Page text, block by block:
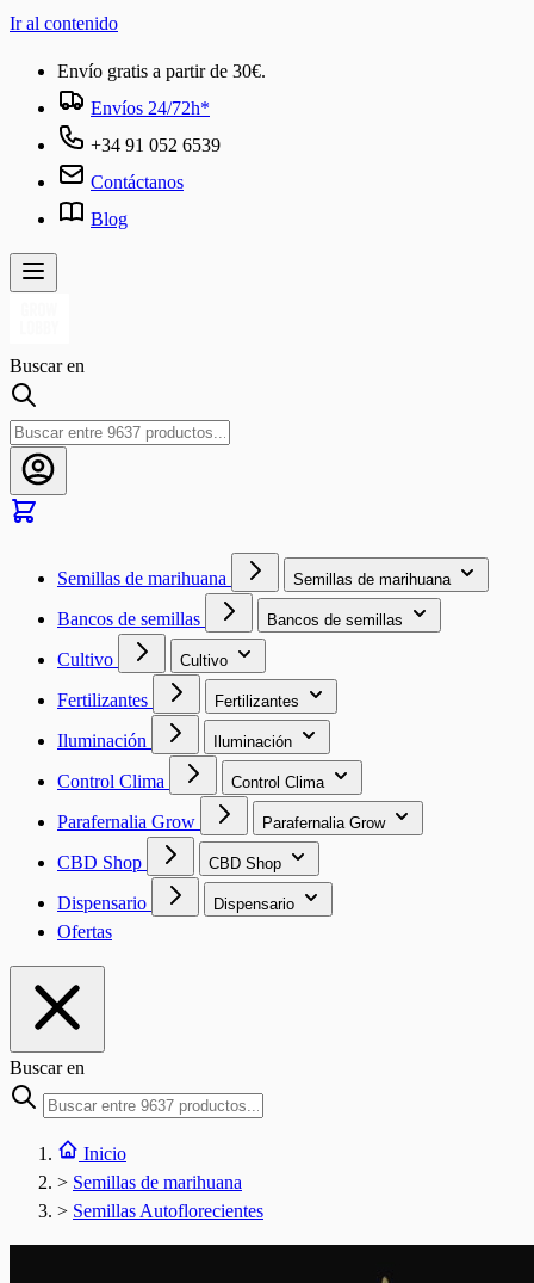
Ir al contenido
Envío gratis a partir de 30€.
Envíos 24/72h*
+34 91 052 6539
Contáctanos
Blog
Buscar en
Semillas de marihuana Semillas de marihuana
Bancos de semillas Bancos de semillas
Cultivo Cultivo
Fertilizantes Fertilizantes
Iluminación Iluminación
Control Clima Control Clima
Parafernalia Grow Parafernalia Grow
CBD Shop CBD Shop
Dispensario Dispensario
Ofertas
Buscar en
Inicio
> Semillas de marihuana
> Semillas Autoflorecientes